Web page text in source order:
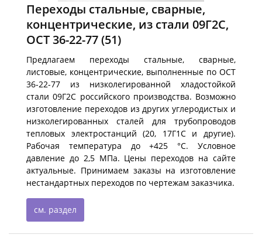
Переходы стальные, сварные,
концентрические, из стали 09Г2С,
ОСТ 36-22-77(51)
Предлагаем переходы стальные, сварные,
листовые, концентрические, выполненные по ОСТ
36-22-77 из низколегированной хладостойкой
стали 09Г2С российского производства. Возможно
изготовление переходов из других углеродистых и
низколегированных сталей для трубопроводов
тепловых электростанций (20, 17Г1С и другие).
Рабочая температура до +425 °С. Условное
давление до 2,5 МПа. Цены переходов на сайте
актуальные. Принимаем заказы на изготовление
нестандартных переходов по чертежам заказчика.
см. раздел